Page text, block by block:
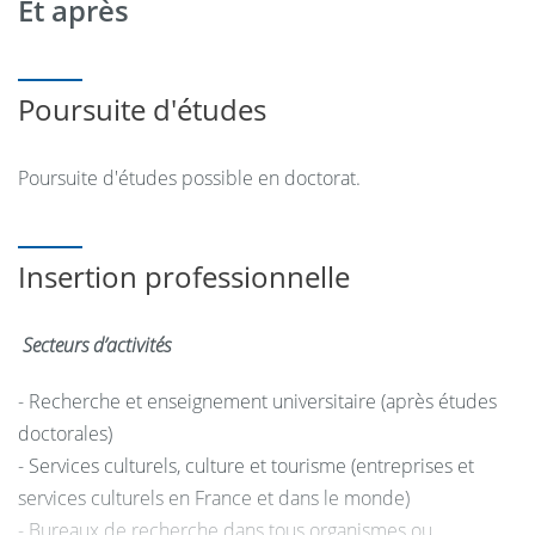
Recherche et application (Suivi et présentation du projet
manifestations de recherche des laboratoires)
recherche ou rapport d’études.
Suivi stages ou mémoires et soutenances
Et après
Poursuite d'études
Poursuite d'études possible en doctorat.
Insertion professionnelle
Secteurs d’activités
- Recherche et enseignement universitaire (après études
doctorales)
- Services culturels, culture et tourisme (entreprises et
services culturels en France et dans le monde)